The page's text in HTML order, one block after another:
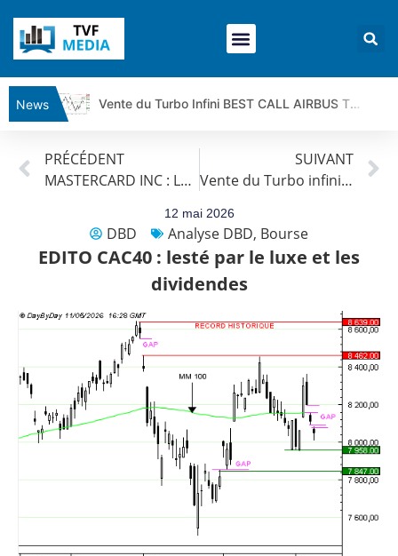
News
Vente du Turbo Infini BEST CALL AIRBUS TY80V à 3,45 € (+118 %)
Vente du Turbo infini BEST PUT COINBASE WO83V à 0,51 € (+46 %)
Jean Marie Seronie :Loi agricole : vraie réforme ou simple réponse à la colère ?| Interview Éco
CAPGEMINI : Un signal haussier avant les résultats ? | Daniel Cohen de Lara – Market Movers
TELEPERFORMANCE : Faut-il acheter avant les résultats ? | Daniel Cohen de Lara – Market Movers
Bernard Prats-Desclaux : Penser les marchés à l’ère des ruptures | Interview Littéraire
S&P500 : Des records, mais toujours de la vigueur | Ludovick Bertola – Les Echos de Wall Street
PRÉCÉDENT
MASTERCARD INC : Les prix baissent.
SUIVANT
Vente du Turbo infini CALL ORANGE CT70V à 3,46 € (+34 %)
12 mai 2026
DBD Analyse DBD, Bourse
EDITO CAC40 : lesté par le luxe et les
dividendes